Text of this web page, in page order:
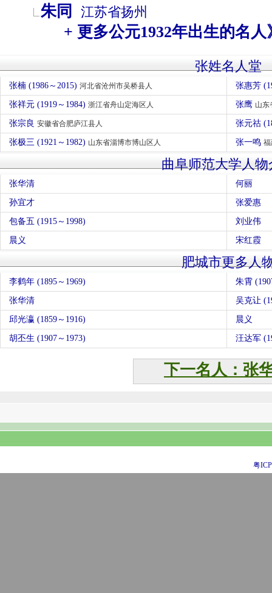
朱同 江苏省扬州
+ 更多公元1932年出生的名人
张姓名人堂
张楠 (1986～2015) 河北省沧州市吴桥县人 张惠芳
张祥元 (1919～1984) 浙江省舟山定海区人 张鹰 山东
张宗良 安徽省合肥庐江县人 张元祜
张极三 (1921～1982) 山东省淄博市博山区人 张一鸣
曲阜师范大学人物
张华清 何丽
孙宜才 张爱惠
包备五 (1915～1998) 刘业伟
晨义 宋红霞
肥城市更多人
李鹤年 (1895～1969) 朱霄
张华清 吴克让
邱光瀛 (1859～1916) 晨义
胡丕生 (1907～1973) 汪达军
下一名人：张
粤